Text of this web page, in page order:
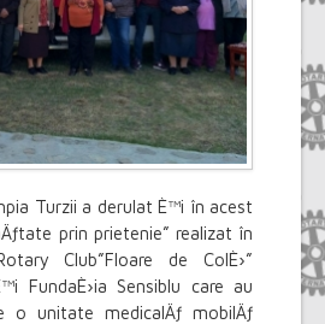
Turzii a derulat È™i în acest
prin prietenie” realizat în
Club”Floare de ColÈ›”
FundaÈ›ia Sensiblu care au
o unitate medicalÄƒ mobilÄƒ